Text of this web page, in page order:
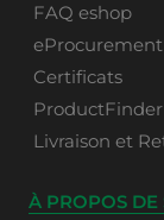
FAQ eshop
eProcurement
Certificats
ProductFinder
Livraison et
À PROPOS DE